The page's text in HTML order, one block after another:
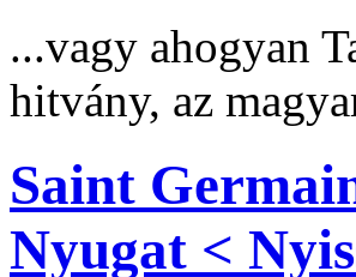
...vagy ahogyan
hitvány, az
Saint
Nyugat <